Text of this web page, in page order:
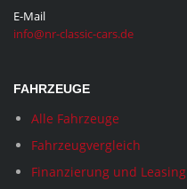
E-Mail
info@nr-classic-cars.de
FAHRZEUGE
Alle Fahrzeuge
Fahrzeugvergleich
Finanzierung und Leasing